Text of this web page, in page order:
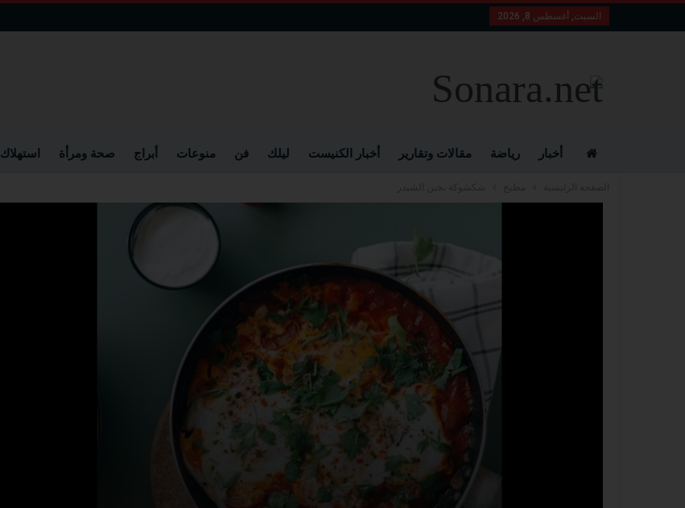
السبت, أغسطس 8, 2026
أخبار رياضة مقالات وتقارير أخبار الكنيست ليلك فن منوعات أبراج صحة ومرأة استهلاك